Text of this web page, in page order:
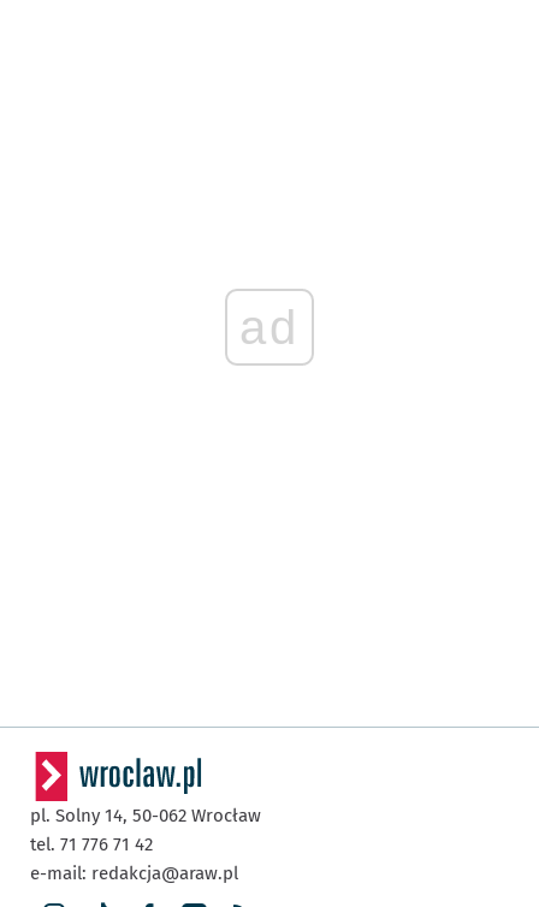
ad
pl. Solny 14, 50-062 Wrocław
tel. 71 776 71 42
e-mail: redakcja@araw.pl